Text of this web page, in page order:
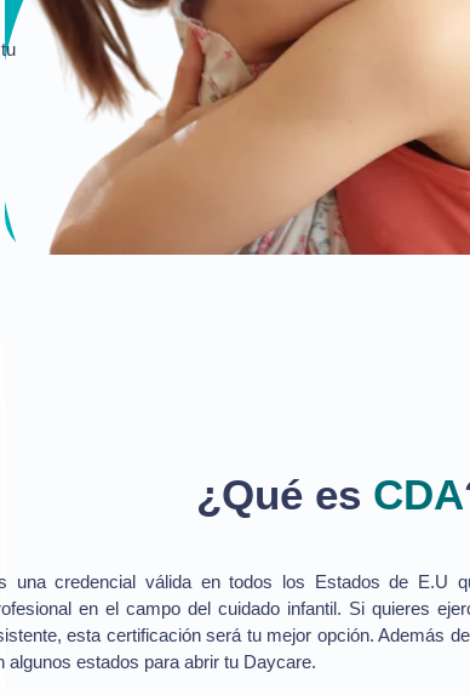
¿Qué es CDA
una credencial válida en todos los Estados de E.U
en el campo del cuidado infantil. Si quieres
esta certificación será tu mejor opción. Además
algunos estados para abrir tu Daycare.